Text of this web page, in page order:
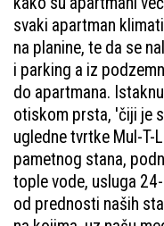
svaki apartman
na planine, te da se
i parking a iz
do apartmana.
otiskom prsta, 'čiji je
ugledne tvrtke Mul-T-
pametnog stana,
tople vode, usluga
od prednosti naših